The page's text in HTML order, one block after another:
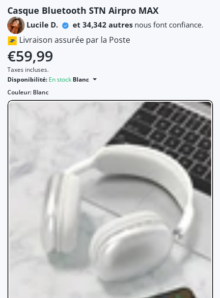
Casque Bluetooth STN Airpro MAX
Lucile D. et 34,342 autres nous font confiance.
Livraison assurée par la Poste
€59,99
Taxes incluses.
Disponibilité: En stock Blanc
Couleur: Blanc